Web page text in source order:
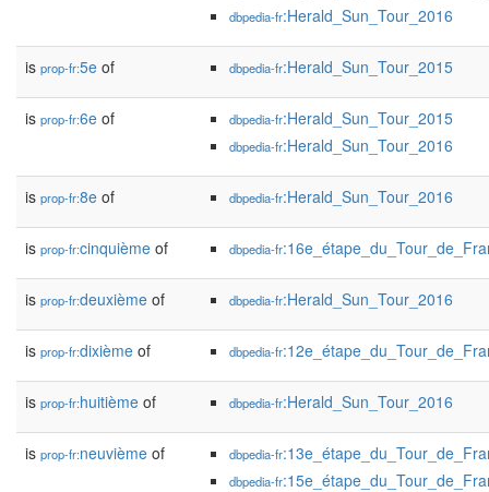
dbpedia-fr:Herald_Sun_Tour_2016
is prop-fr:5e of dbpedia-fr:Herald_Sun_Tour_2015
is prop-fr:6e of dbpedia-fr:Herald_Sun_Tour_2015
dbpedia-fr:Herald_Sun_Tour_2016
is prop-fr:8e of dbpedia-fr:Herald_Sun_Tour_2016
is prop-fr:cinquième of dbpedia-fr
is prop-fr:deuxième of dbpedia-fr:Herald_Sun_Tour_2016
is prop-fr:dixième of dbpedia-fr
is prop-fr:huitième of dbpedia-fr:Herald_Sun_Tour_2016
is prop-fr:neuvième of dbpedia-fr
dbpedia-fr